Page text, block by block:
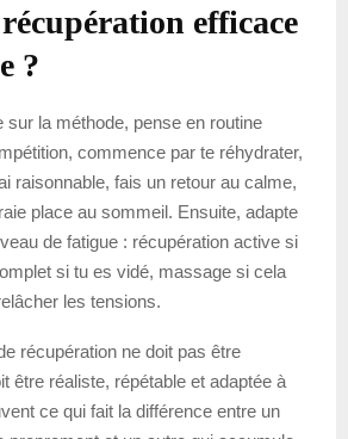
efficace
?
sur la méthode, pense en routine
commence par te réhydrater,
raisonnable, fais un retour au calme,
place au sommeil. Ensuite, adapte
de fatigue : récupération active si
si tu es vidé, massage si cela
les tensions.
récupération ne doit pas être
être réaliste, répétable et adaptée à
ce qui fait la différence entre un